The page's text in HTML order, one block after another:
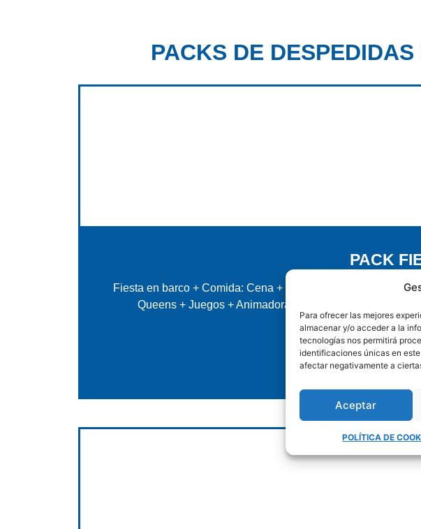
Para ofrecer las mejores
almacenar y/o acceder a la
tecnologías nos permitirá
identificaciones únicas en
afectar negativamente a
Aceptar
POLÍTICA DE
PACKS DE
PACK
Fiesta en barco + Comida: Cena + Barra libre en
Queens + Juegos + Animadoras + Dj + Concursos +